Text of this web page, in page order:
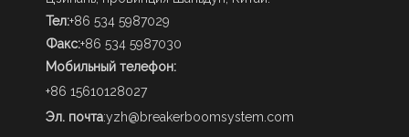
Тел:+86 534 5987029
Факс:+86 534 5987030
Мобильный телефон:
+86 15610128027
Эл. почта:yzh@breakerboomsystem.com